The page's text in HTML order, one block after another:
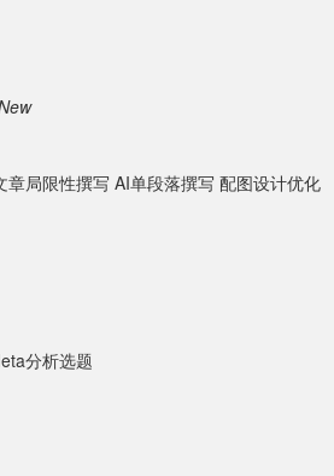
章局限性撰写 AI单段落撰写 配图设计优化
分析选题